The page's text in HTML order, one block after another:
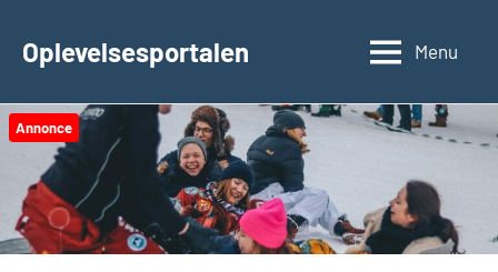
Oplevelsesportalen Menu
Annonce